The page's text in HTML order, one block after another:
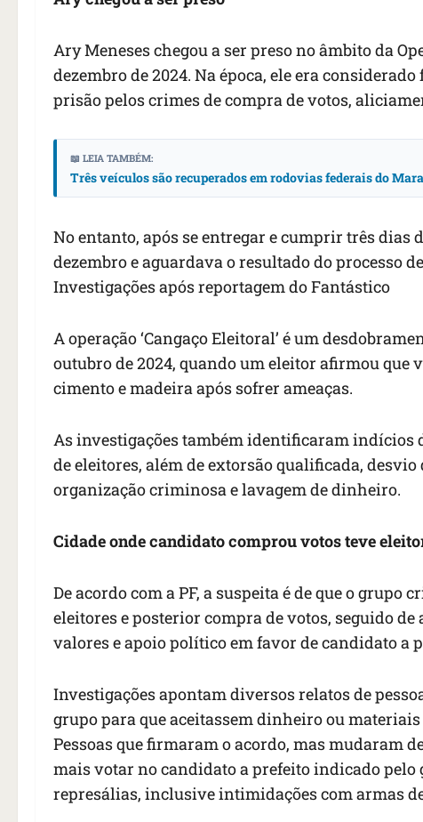
Ary Meneses chegou a ser preso no âmbito da
dezembro de 2024. Na época, ele era
prisão pelos crimes de compra de votos,
📖 LEIA TAMBÉM:
Três veículos são recuperados em rodovias federais do
No entanto, após se entregar e cumprir três dias
dezembro e aguardava o resultado do processo
Investigações após reportagem do Fantástico
A operação ‘Cangaço Eleitoral’ é um
outubro de 2024, quando um eleitor afirmou que
cimento e madeira após sofrer ameaças.
As investigações também identificaram
de eleitores, além de extorsão qualificada,
organização criminosa e lavagem de dinheiro.
Cidade onde candidato comprou votos teve
De acordo com a PF, a suspeita é de que o
eleitores e posterior compra de votos, seguido
valores e apoio político em favor de candidato a
Investigações apontam diversos relatos de
grupo para que aceitassem dinheiro ou
Pessoas que firmaram o acordo, mas mudaram
mais votar no candidato a prefeito indicado pelo
represálias, inclusive intimidações com armas